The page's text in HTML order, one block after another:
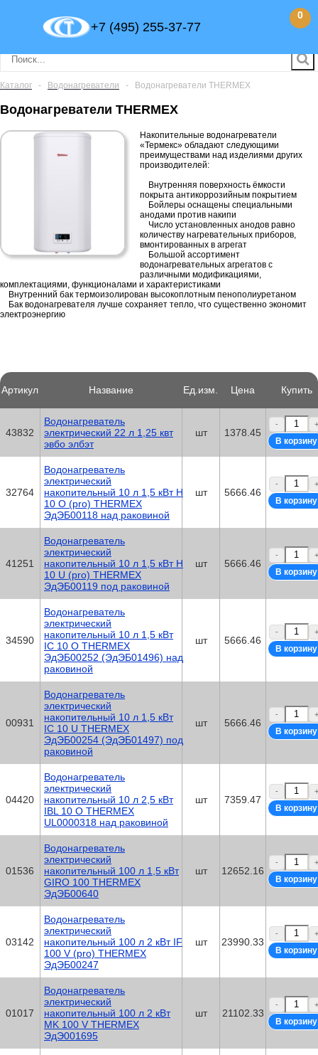
+7 (495) 255-37-77
0
Каталог - Водонагреватели - Водонагреватели THERMEX
Водонагреватели THERMEX
Накопительные водонагреватели
«Термекс» обладают следующими
преимуществами над изделиями других
производителей:
Внутренняя поверхность ёмкости
покрыта антикоррозийным покрытием
Бойлеры оснащены специальными
анодами против накипи
Число установленных анодов равно
количеству нагревательных приборов,
вмонтированных в агрегат
Большой ассортимент
водонагревательных агрегатов с
различными модификациями,
комплектациями, функционалами и характеристиками
Внутренний бак термоизолирован высокоплотным пенополиуретаном
Бак водонагревателя лучше сохраняет тепло, что существенно экономит
электроэнергию
Артикул Название Ед.изм. Цена Купить
43832
Водонагреватель
электрический 22 л 1,25 квт
эвбо элбэт
шт 1378.45
- +
32764
Водонагреватель
электрический
накопительный 10 л 1,5 кВт H
10 O (pro) THERMEX
ЭдЭБ00118 над раковиной
шт 5666.46
- +
41251
Водонагреватель
электрический
накопительный 10 л 1,5 кВт H
10 U (pro) THERMEX
ЭдЭБ00119 под раковиной
шт 5666.46
- +
34590
Водонагреватель
электрический
накопительный 10 л 1,5 кВт
IC 10 O THERMEX
ЭдЭБ00252 (ЭдЭБ01496) над
раковиной
шт 5666.46
- +
00931
Водонагреватель
электрический
накопительный 10 л 1,5 кВт
IC 10 U THERMEX
ЭдЭБ00254 (ЭдЭБ01497) под
раковиной
шт 5666.46
- +
04420
Водонагреватель
электрический
накопительный 10 л 2,5 кВт
IBL 10 O THERMEX
UL0000318 над раковиной
шт 7359.47
- +
01536
Водонагреватель
электрический
накопительный 100 л 1,5 кВт
GIRO 100 THERMEX
ЭдЭБ00640
шт 12652.16
- +
03142
Водонагреватель
электрический
накопительный 100 л 2 кВт IF
100 V (pro) THERMEX
ЭдЭБ00247
шт 23990.33
- +
01017
Водонагреватель
электрический
накопительный 100 л 2 кВт
MK 100 V THERMEX
ЭдЭ001695
шт 21102.33
- +